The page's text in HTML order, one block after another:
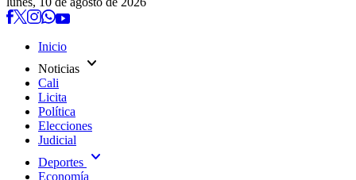
Inicio
Noticias expand_more
Cali
Licita
Política
Elecciones
Judicial
Deportes expand_more
Economía